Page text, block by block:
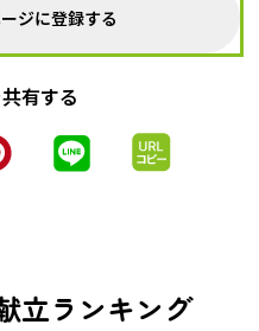
ジに登録する
有する
立ランキング